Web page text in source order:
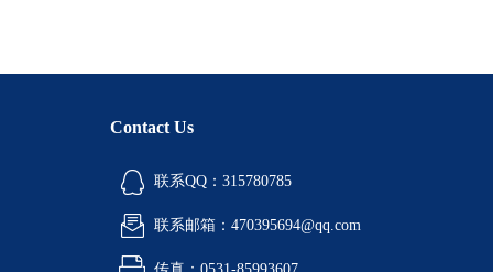
Contact Us
联系QQ：315780785
联系邮箱：470395694@qq.com